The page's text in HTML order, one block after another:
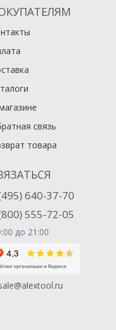
связь
товара
640-37-70
555-72-05
до 21:00